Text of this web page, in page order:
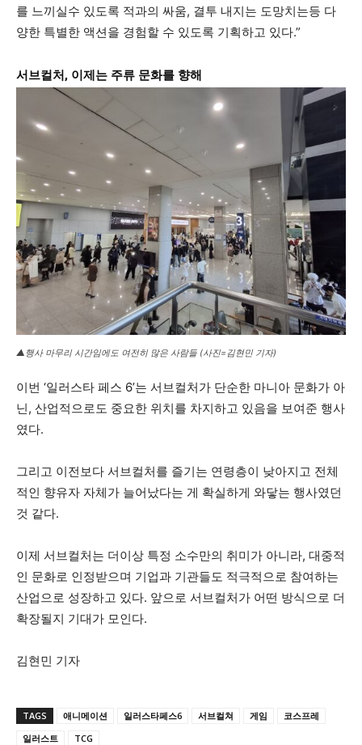
를 느끼실수 있도록 적과의 싸움, 결투 내지는 도망치는등 다
양한 특별한 액션을 경험할 수 있도록 기획하고 있다.”
서브컬처, 이제는 주류 문화를 향해
▲행사 마무리 시간임에도 여전히 많은 사람들 (사진=김현민 기자)
이번 ‘일러스타 페스 6’는 서브컬처가 단순한 마니아 문화가 아
닌, 산업적으로도 중요한 위치를 차지하고 있음을 보여준 행사
였다.
그리고 이전보다 서브컬처를 즐기는 연령층이 낮아지고 전체
적인 향유자 자체가 늘어났다는 게 확실하게 와닿는 행사였던
것 같다.
이제 서브컬처는 더이상 특정 소수만의 취미가 아니라, 대중적
인 문화로 인정받으며 기업과 기관들도 적극적으로 참여하는
산업으로 성장하고 있다. 앞으로 서브컬처가 어떤 방식으로 더
확장될지 기대가 모인다.
김현민 기자
TAGS 애니메이션 일러스타페스6 서브컬쳐 게임
코스프레
일러스트
TCG